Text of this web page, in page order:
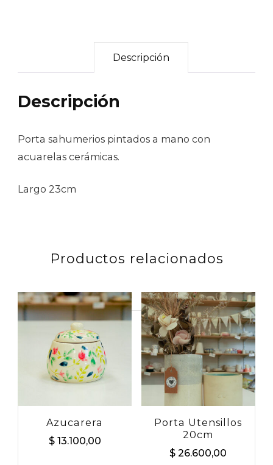
Descripción
Descripción
Porta sahumerios pintados a mano con
acuarelas cerámicas.
Largo 23cm
Productos relacionados
Azucarera
$13.100,00
Porta Utensillos
20cm
$ 26.600,00
Buscar
por: